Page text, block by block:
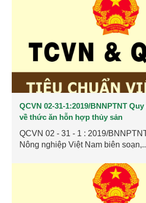
QCVN 02-31-1:2019/BNNPTNT
về thức ăn hỗn hợp thủy sản
QCVN 02 - 31 - 1 : 2019/
Nông nghiệp Việt Nam biên